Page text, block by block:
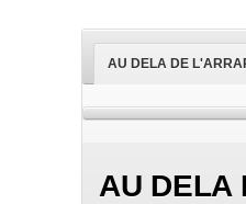
AU DELA DE
AU DELA